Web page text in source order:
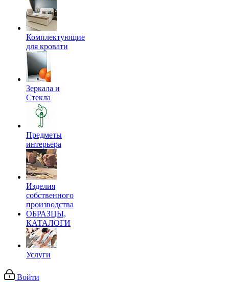
Комплектующие
для кровати
Зеркала и
Стекла
Предметы
интерьера
Изделия
собственного
производства
ОБРАЗЦЫ,
КАТАЛОГИ
Услуги
Войти